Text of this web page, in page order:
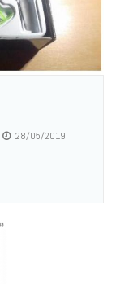
28/05/2019